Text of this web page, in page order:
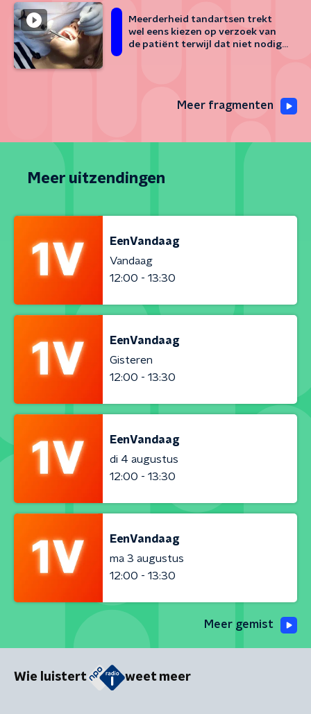
Meerderheid tandartsen trekt
wel eens kiezen op verzoek van
de patiënt terwijl dat niet nodig
Meer fragmenten
Meer uitzendingen
EenVandaag
Vandaag
12:00 - 13:30
EenVandaag
Gisteren
12:00 - 13:30
EenVandaag
di 4 augustus
12:00 - 13:30
EenVandaag
ma 3 augustus
12:00 - 13:30
Meer gemist
Wie luistert weet meer